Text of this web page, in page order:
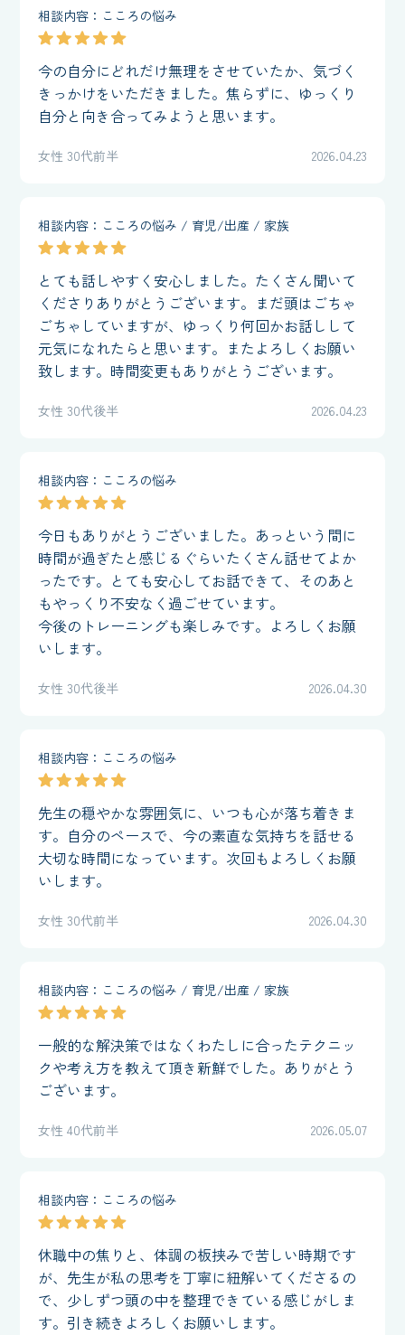
相談内容：こころの悩み
今の自分にどれだけ無理をさせていたか、気づく
きっかけをいただきました。焦らずに、ゆっくり
自分と向き合ってみようと思います。
女性 30代前半 2026.04.23
相談内容：こころの悩み / 育児/出産 / 家族
とても話しやすく安心しました。たくさん聞いて
くださりありがとうございます。まだ頭はごちゃ
ごちゃしていますが、ゆっくり何回かお話しして
元気になれたらと思います。またよろしくお願い
致します。時間変更もありがとうございます。
女性 30代後半 2026.04.23
相談内容：こころの悩み
今日もありがとうございました。あっという間に
時間が過ぎたと感じるぐらいたくさん話せてよか
ったです。とても安心してお話できて、そのあと
もやっくり不安なく過ごせています。
今後のトレーニングも楽しみです。よろしくお願
いします。
女性 30代後半 2026.04.30
相談内容：こころの悩み
先生の穏やかな雰囲気に、いつも心が落ち着きま
す。自分のペースで、今の素直な気持ちを話せる
大切な時間になっています。次回もよろしくお願
いします。
女性 30代前半 2026.04.30
相談内容：こころの悩み / 育児/出産 / 家族
一般的な解決策ではなくわたしに合ったテクニッ
クや考え方を教えて頂き新鮮でした。ありがとう
ございます。
女性 40代前半 2026.05.07
相談内容：こころの悩み
休職中の焦りと、体調の板挟みで苦しい時期です
が、先生が私の思考を丁寧に紐解いてくださるの
で、少しずつ頭の中を整理できている感じがしま
す。引き続きよろしくお願いします。